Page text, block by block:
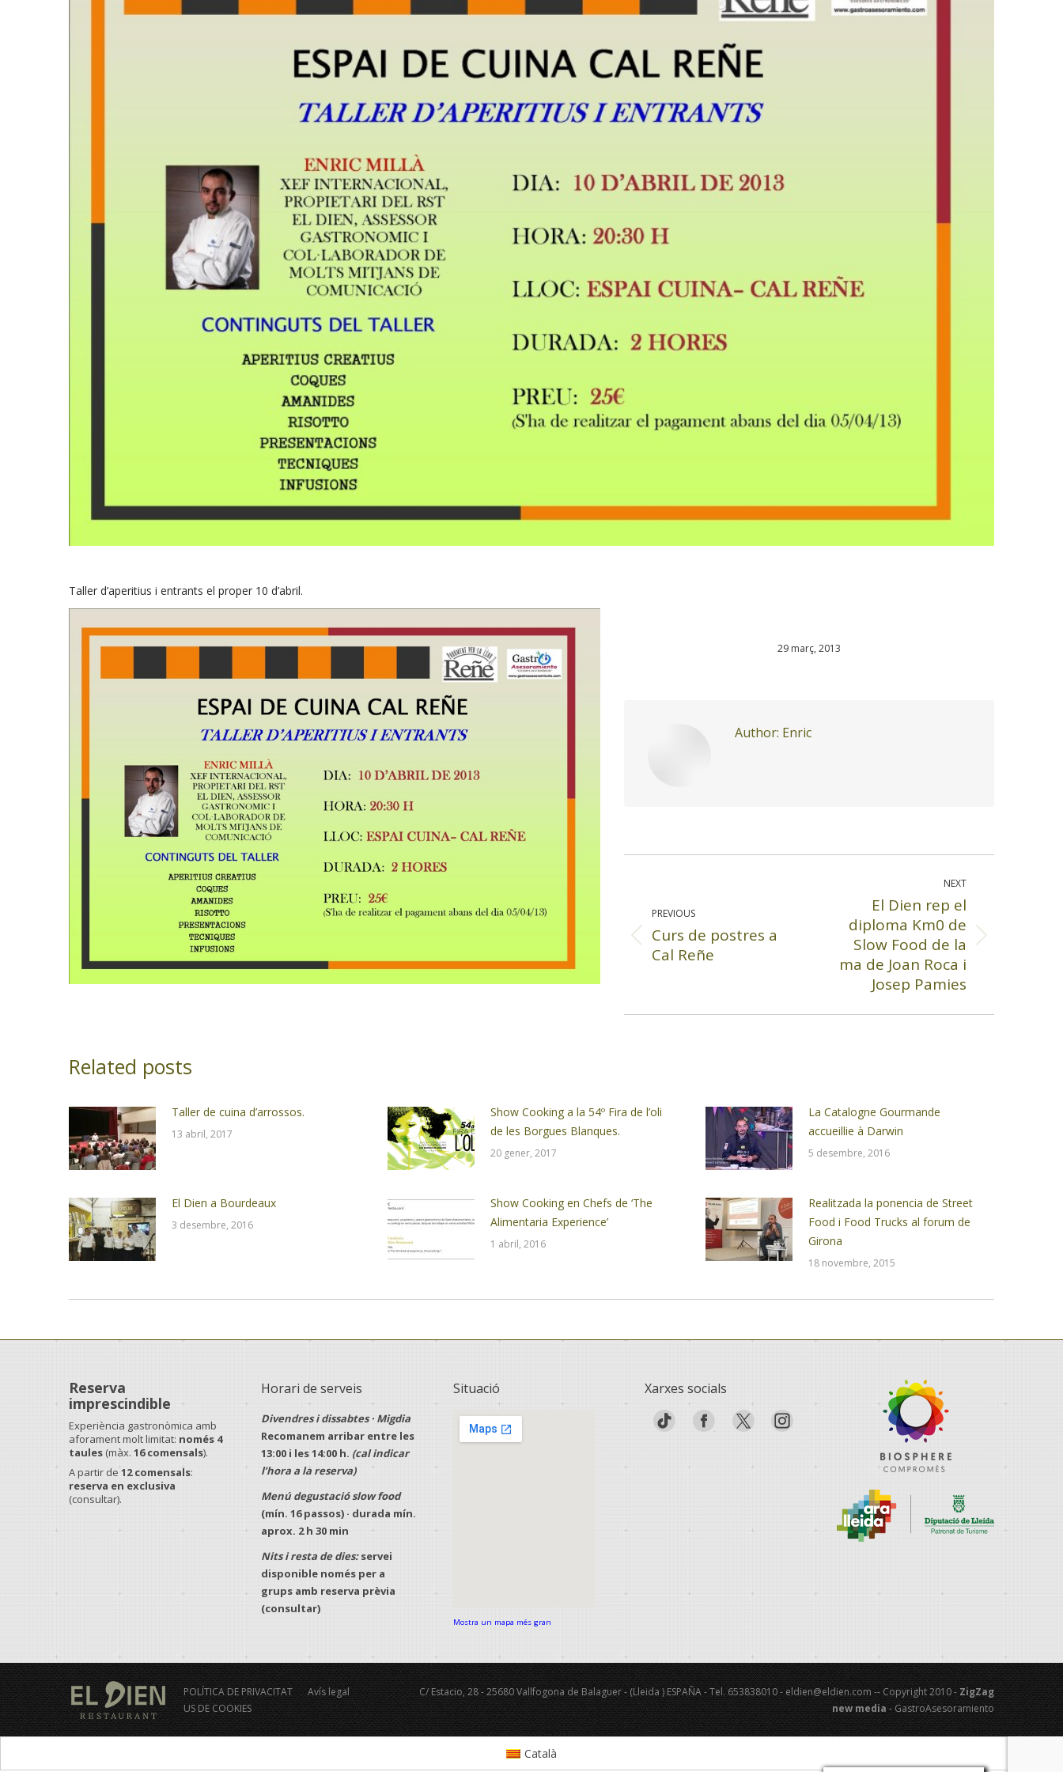
Taller d’aperitius i entrants el proper 10 d’abril.
29 març, 2013
Author: Enric
PREVIOUS
Previous
post:
Curs de postres a
Cal Reñe
NEXT
Next
post:
El Dien rep el
diploma Km0 de
Slow Food de la
ma de Joan Roca i
Josep Pamies
Related posts
Taller de cuina d’arrossos.
13 abril, 2017
Show Cooking a la 54º Fira de l’oli
de les Borgues Blanques.
20 gener, 2017
La Catalogne Gourmande
accueillie à Darwin
5 desembre, 2016
El Dien a Bourdeaux
3 desembre, 2016
Show Cooking en Chefs de ‘The
Alimentaria Experience’
1 abril, 2016
Realitzada la ponencia de Street
Food i Food Trucks al forum de
Girona
18 novembre, 2015
Reserva
imprescindible
Experiència gastronòmica amb
aforament molt limitat: només 4
taules (màx. 16 comensals).
A partir de 12 comensals:
reserva en exclusiva
(consultar).
Horari de serveis
Divendres i dissabtes · Migdia
Recomanem arribar entre les
13:00i les14:00 h. (cal indicar
l’hora a la reserva)
Menú degustació slow food
(mín. 16 passos) · durada mín.
aprox. 2 h 30 min
Nits i resta de dies:servei
disponible només per a
grupsamb reserva prèvia
(consultar)
Situació
Mostra un mapa més gran
Xarxes socials
POLÍTICA DE PRIVACITAT
Avís legal
US DE COOKIES
C/ Estacio, 28 - 25680 Vallfogona de Balaguer - (Lleida ) ESPAÑA - Tel. 653838010 - eldien@eldien.com -- Copyright 2010 -ZigZag
new media- GastroAsesoramiento
Català